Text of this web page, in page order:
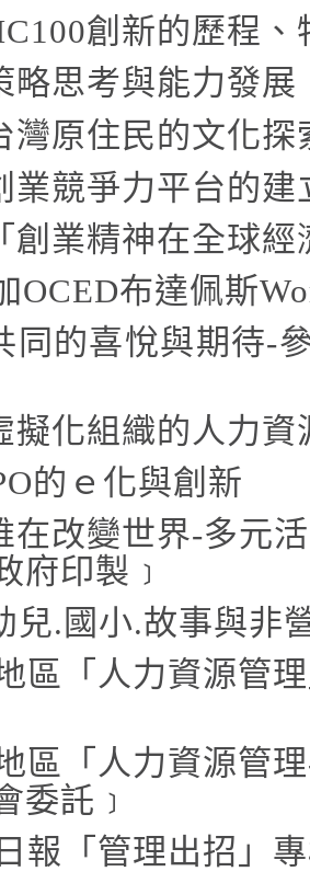
創新的歷程、
略思考與能力發展
灣原住民的文化探
業競爭力平台的建
「創業精神在全球
OCED布達佩斯
同的喜悅與期待-
擬化組織的人力資
的ｅ化與創新
在改變世界-多元
府印製﹞
兒. 國小.故事與非
區「人力資源管
區「人力資源管理
委託﹞
報「管理出招」